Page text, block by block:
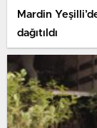
Mardin
dağıtıldı